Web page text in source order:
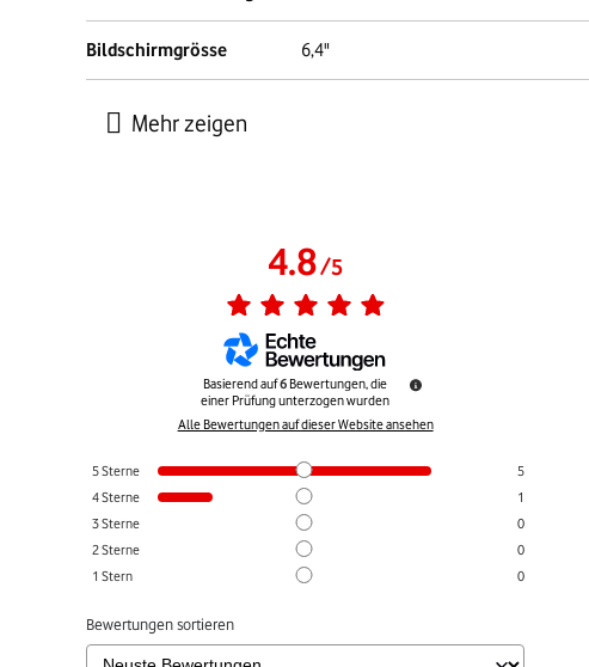
Bildschirmgrösse 6,4"
4.8/5
Basierend auf6 Bewertungen, die
einer Prüfung unterzogen wurden
Alle Bewertungen auf dieser Website ansehen
5Sterne
5
4Sterne
1
3Sterne
0
2Sterne
0
1 Stern 0
Bewertungen sortieren